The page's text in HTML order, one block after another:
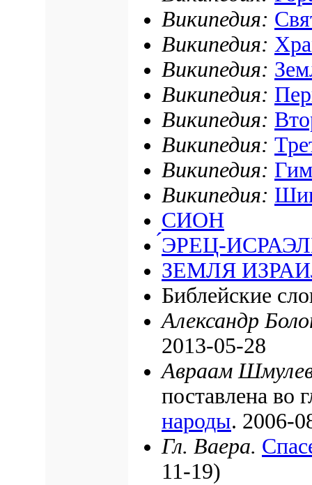
Википедия:
Википедия:
Википедия:
Википедия:
Википедия:
Википедия:
Википедия:
Википедия:
СИОН
́ЭРЕЦ-
ЗЕМЛЯ
Библейские
Александр
2013-05-28
Авраам
поставлена во
народы. 2006-
Гл. Ваера.
11-19)